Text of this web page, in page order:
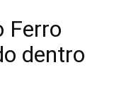
Ferro
dentro